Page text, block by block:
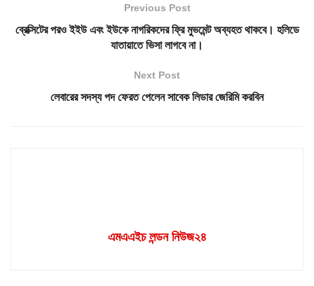
Previous Post
ব্রেক্সিটের পরও ইইউ এবং ইউকে নাগরিকদের ফ্রি মুভমেন্ট অব্যহত থাকবে। হলিডে
যাতায়াতে ভিসা লাগবে না।
Next Post
লেবারের সদস্য পদ ফেরত পেলেন সাবেক লিডার জেরিমি করবিন
এমএএইচ লন্ডন নিউজ২৪